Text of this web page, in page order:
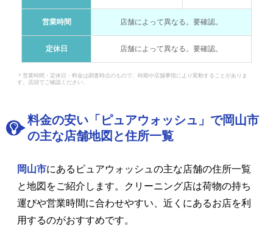
営業時間 店舗によって異なる。要確認。
定休日 店舗によって異なる。要確認。
＊営業時間・定休日・料金は調査時点のもので、時期や店舗事情により変動することがありま
す。店頭でご確認ください。
料金の安い「ピュアウォッシュ」で岡山市
の主な店舗地図と住所一覧
岡山市にあるピュアウォッシュの主な店舗の住所一覧
と地図をご紹介します。クリーニング店は荷物の持ち
運びや営業時間に合わせやすい、近くにあるお店を利
用するのがおすすめです。